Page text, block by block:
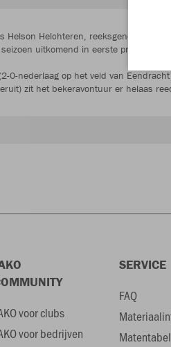
Helson Helchteren, reeksgenoot uit
uitkomend in eerste
0-nederlaag op het veld van
zit het bekeravontuur er helaas
voor clubs
voor bedrijven
SERVICE
FAQ
Matentabel